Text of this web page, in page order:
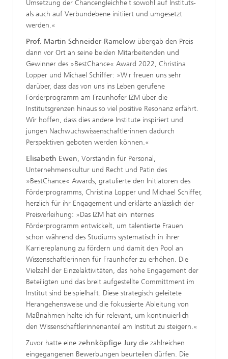
Umsetzung der Chancengleichheit sowohl auf Instituts-
als auch auf Verbundebene initiiert und umgesetzt
werden.«
Prof. Martin Schneider-Ramelow übergab den Preis
dann vor Ort an seine beiden Mitarbeitenden und
Gewinner des »BestChance« Award 2022, Christina
Lopper und Michael Schiffer: »Wir freuen uns sehr
darüber, dass das von uns ins Leben gerufene
Förderprogramm am Fraunhofer IZM über die
Institutsgrenzen hinaus so viel positive Resonanz erfährt.
Wir hoffen, dass dies andere Institute inspiriert und
jungen Nachwuchswissenschaftlerinnen dadurch
Perspektiven geboten werden können.«
Elisabeth Ewen, Vorständin für Personal,
Unternehmenskultur und Recht und Patin des
»BestChance« Awards, gratulierte den Initiatoren des
Förderprogramms, Christina Lopper und Michael Schiffer,
herzlich für ihr Engagement und erklärte anlässlich der
Preisverleihung: »Das IZM hat ein internes
Förderprogramm entwickelt, um talentierte Frauen
schon während des Studiums systematisch in ihrer
Karriereplanung zu fördern und damit den Pool an
Wissenschaftlerinnen für Fraunhofer zu erhöhen. Die
Vielzahl der Einzelaktivitäten, das hohe Engagement der
Beteiligten und das breit aufgestellte Committment im
Institut sind beispielhaft. Diese strategisch geleitete
Herangehensweise und die fokussierte Ableitung von
Maßnahmen halte ich für relevant, um kontinuierlich
den Wissenschaftlerinnenanteil am Institut zu steigern.«
Zuvor hatte eine zehnköpfige Jury die zahlreichen
eingegangenen Bewerbungen beurteilen dürfen. Die